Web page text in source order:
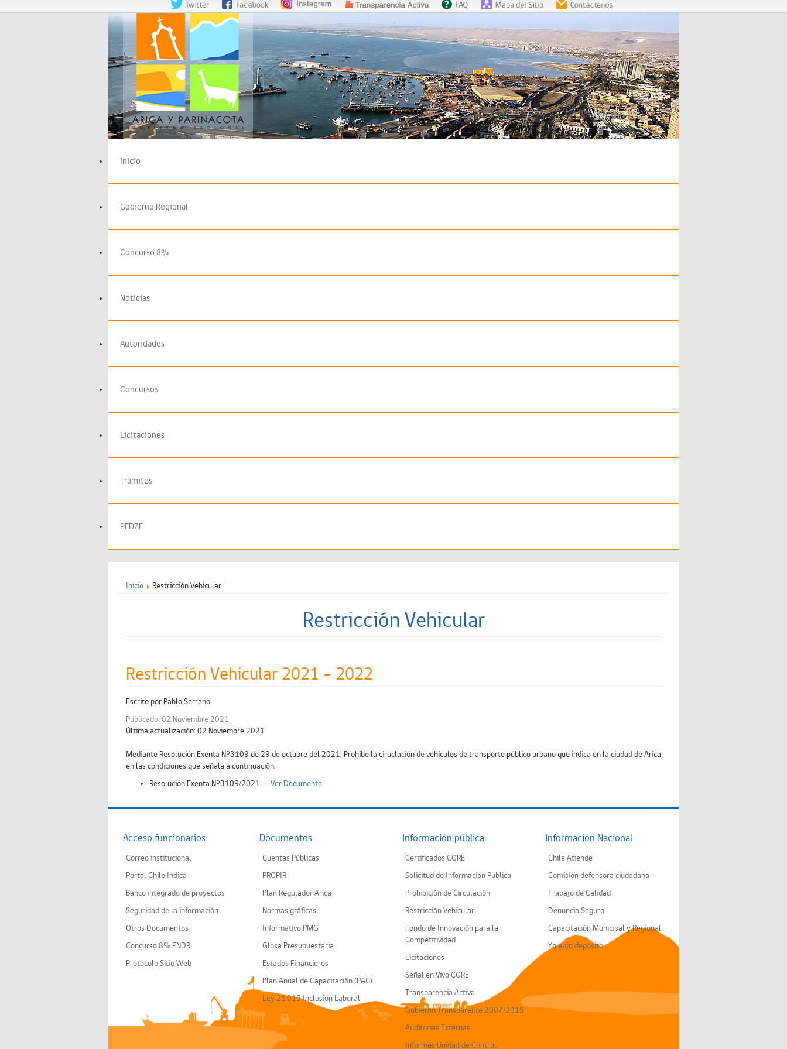
Inicio
Gobierno Regional
Concurso 8%
Noticias
Autoridades
Concursos
Licitaciones
Trámites
PEDZE
Inicio Restricción Vehicular
Restricción Vehicular
Restricción Vehicular 2021 - 2022
Escrito por Pablo Serrano
Publicado: 02 Noviembre 2021
Última actualización: 02 Noviembre 2021
Mediante Resolución Exenta N°3109 de 29 de octubre del 2021, Prohibe la ciruclación de vehiculos de transporte público urbano que indica en la ciudad de Arica
en las condiciones que señala a continuación:
Resolución Exenta N°3109/2021 - Ver Documento
Acceso funcionarios
Correo institucional
Portal Chile Indica
Banco integrado de proyectos
Seguridad de la información
Otros Documentos
Concurso 8% FNDR
Protocolo Sitio Web
Documentos
Cuentas Públicas
PROPIR
Plan Regulador Arica
Normas gráficas
Informativo PMG
Glosa Presupuestaria
Estados Financieros
Plan Anual de Capacitación (PAC)
Ley 21.015 Inclusión Laboral
Información pública
Certificados CORE
Solicitud de Información Pública
Prohibición de Circulación
Restricción Vehicular
Fondo de Innovación para la
Competitividad
Licitaciones
Señal en Vivo CORE
Transparencia Activa
Gobierno Transparente 2007/2019
Auditorias Externas
Informes Unidad de Control
Información Nacional
Chile Atiende
Comisión defensora ciudadana
Trabajo de Calidad
Denuncia Seguro
Capacitación Municipal y Regional
Yo elijo depósito